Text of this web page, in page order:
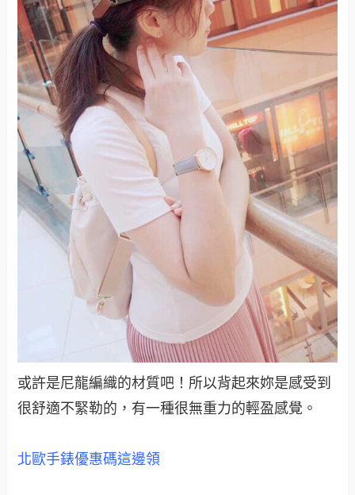
或許是尼龍編織的材質吧！所以背起來妳是感受到
很舒適不緊勒的，有一種很無重力的輕盈感覺。
北歐手錶優惠碼這邊領